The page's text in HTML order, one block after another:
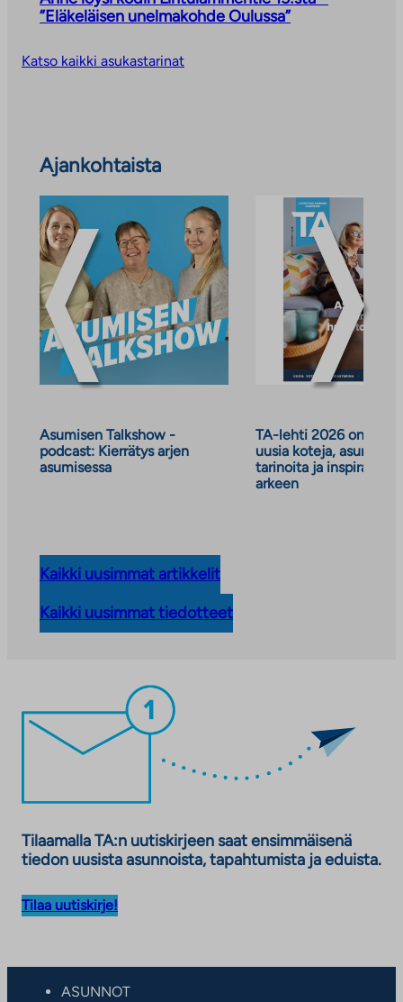
”Eläkeläisen unelmakohde Oulussa”
Katso kaikki asukastarinat
ajankohtaiset
ja
tiedotteet
Ajankohtaista
Asumisen Talkshow -
podcast: Kierrätys arjen
asumisessa
TA-lehti 2026 on
uusia koteja, asumisen
tarinoita ja
arkeen
Kaikki uusimmat artikkelit
Kaikki uusimmat tiedotteet
Tilaamalla TA:n uutiskirjeen saat ensimmäisenä
tiedon uusista asunnoista, tapahtumista ja eduista.
Tilaa uutiskirje!
ASUNNOT